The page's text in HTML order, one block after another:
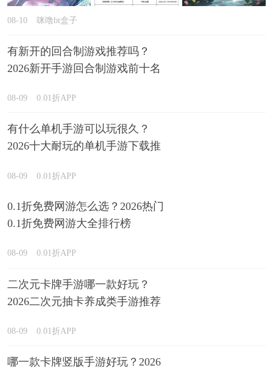
08-10 咪噜bt盒子
有新开的回合制游戏推荐吗？
2026新开手游回合制游戏前十名
08-09 0.01折APP
有什么单机手游可以玩很久？
2026十大耐玩的单机手游下载推
08-09 0.01折APP
0.1折免费网游怎么选？2026热门
0.1折免费网游大全排行榜
08-09 0.01折APP
二次元卡牌手游哪一款好玩？
2026二次元抽卡养成类手游推荐
08-09 0.01折APP
哪一款卡牌竖版手游好玩？2026